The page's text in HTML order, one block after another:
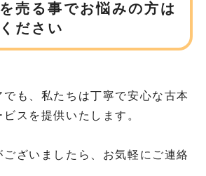
売る事でお悩みの方は
ださい
も、私たちは丁寧で安心な古本
スを提供いたします。
ございましたら、お気軽にご連絡